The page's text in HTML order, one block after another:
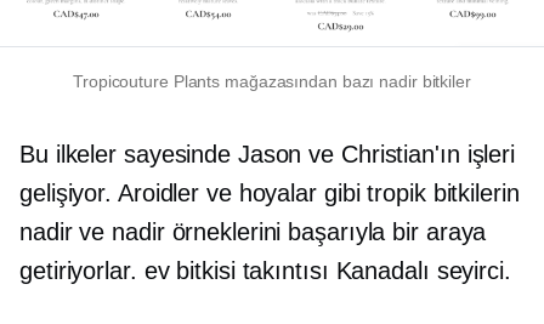
Tropicouture Plants mağazasından bazı nadir bitkiler
Bu ilkeler sayesinde Jason ve Christian'ın işleri
gelişiyor. Aroidler ve hoyalar gibi tropik bitkilerin
nadir ve nadir örneklerini başarıyla bir araya
getiriyorlar. ev bitkisi takıntısı Kanadalı seyirci.